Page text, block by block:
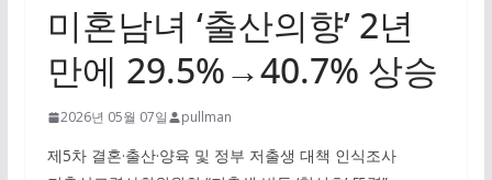
미혼남녀 ‘출산의향’ 2년
만에 29.5%→40.7% 상승
2026년 05월 07일 pullman
제5차 결혼·출산·양육 및 정부 저출생 대책 인식조사